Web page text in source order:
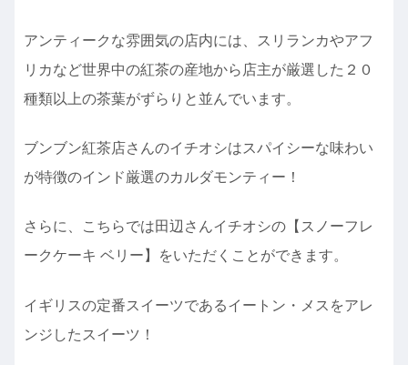
アンティークな雰囲気の店内には、スリランカやアフ
リカなど世界中の紅茶の産地から店主が厳選した２０
種類以上の茶葉がずらりと並んでいます。
ブンブン紅茶店さんのイチオシはスパイシーな味わい
が特徴のインド厳選のカルダモンティー！
さらに、こちらでは田辺さんイチオシの【スノーフレ
ークケーキ ベリー】をいただくことができます。
イギリスの定番スイーツであるイートン・メスをアレ
ンジしたスイーツ！